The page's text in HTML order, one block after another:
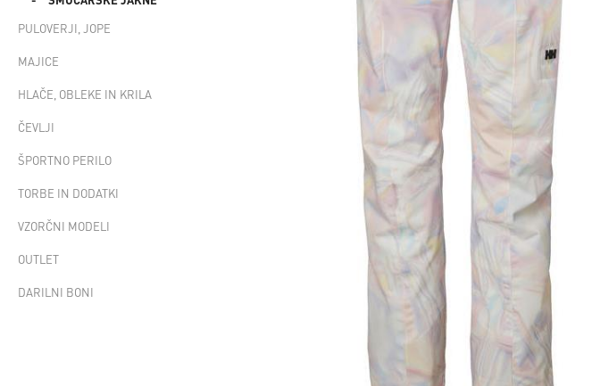
PULOVERJI, JOPE
MAJICE
HLAČE, OBLEKE IN KRILA
ČEVLJI
ŠPORTNO PERILO
TORBE IN DODATKI
VZORČNI MODELI
OUTLET
DARILNI BONI